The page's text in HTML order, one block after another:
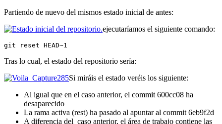
Partiendo de nuevo del mismos estado inicial de antes:
ejecutaríamos el siguiente comando:
git reset HEAD~1
Tras lo cual, el estado del repositorio sería:
Si miráis el estado veréis los siguiente:
Al igual que en el caso anterior, el commit 600cc08 ha
desaparecido
La rama activa (rest) ha pasado al apuntar al commit 6eb9f2d
A diferencia del caso anterior, el área de trabajo contiene las